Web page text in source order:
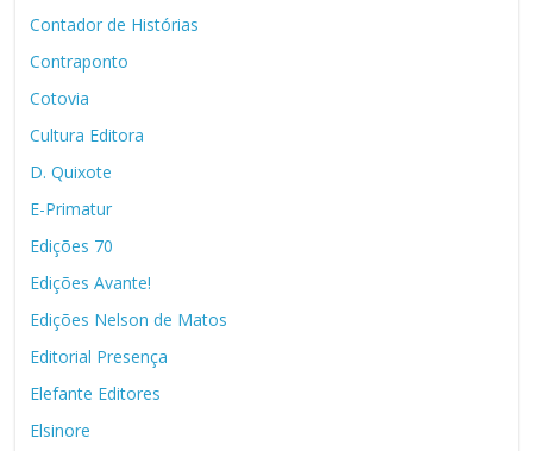
Contador de Histórias
Contraponto
Cotovia
Cultura Editora
D. Quixote
E-Primatur
Edições 70
Edições Avante!
Edições Nelson de Matos
Editorial Presença
Elefante Editores
Elsinore